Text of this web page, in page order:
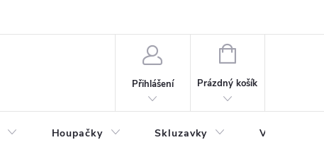
Přihlášení
NÁKUPNÍ
Prázdný košík
Houpačky Skluzavky Veřejná